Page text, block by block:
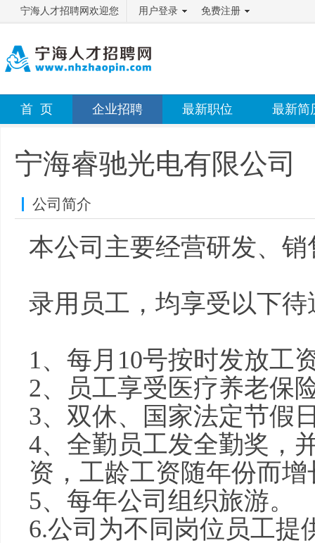
宁海人才招聘网欢迎您 用户登录 免费注册
首 页 企业招聘 最新职位 最新简
宁海睿驰光电有限公司
公司简介
本公司主要经营研发、
录用员工，均享受以下待
1、每月10号按时发放工
2、员工享受医疗养老保
3、双休、国家法定节假
4、全勤员工发全勤奖，
资，工龄工资随年份而增
5、每年公司组织旅游。
6.公司为不同岗位员工提